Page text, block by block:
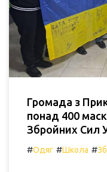
Громада з
понад 400
Збройних Сил
#Одяг #Школа #